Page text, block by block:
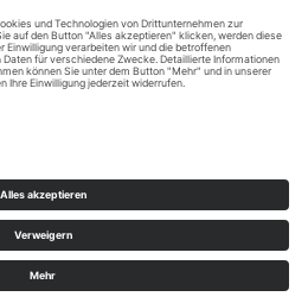
> AGB
> Datenschutz
> Cookie-Einstellungen
> Impressum